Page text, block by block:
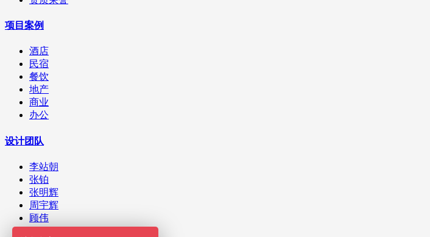
项目案例
酒店
民宿
餐饮
地产
商业
办公
设计团队
李站朝
张铂
张明辉
周宇辉
顾伟